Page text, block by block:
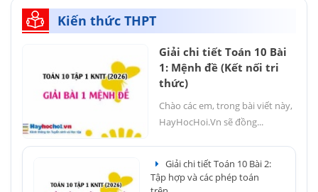
Kiến thức THPT
Giải chi tiết Toán 10 Bài
1: Mệnh đề (Kết nối tri
thức)
Chào các em, trong bài viết này,
HayHocHoi.Vn sẽ đồng...
Giải chi tiết Toán 10 Bài 2:
Tập hợp và các phép toán